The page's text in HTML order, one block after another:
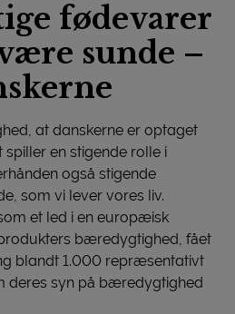
fødevarer
sunde –
at danskerne er optaget
en stigende rolle i
også stigende
som vi lever vores liv.
et led i en europæisk
bæredygtighed, fået
blandt 1.000 repræsentativt
deres syn på bæredygtighed